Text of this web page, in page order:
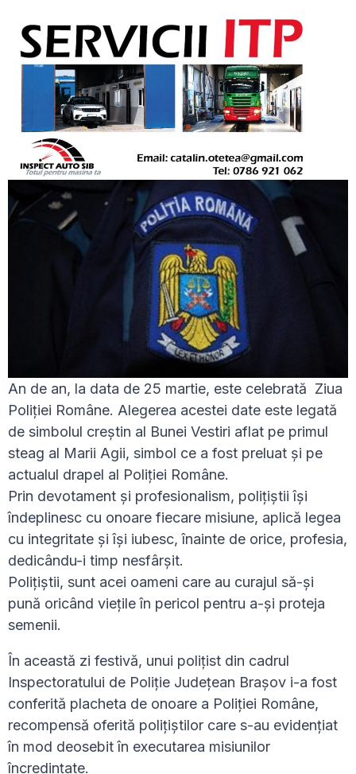
An de an, la data de 25 martie, este celebrată Ziua
Poliţiei Române. Alegerea acestei date este legată
de simbolul creştin al Bunei Vestiri aflat pe primul
steag al Marii Agii, simbol ce a fost preluat şi pe
actualul drapel al Poliţiei Române.
Prin devotament şi profesionalism, poliţiştii își
îndeplinesc cu onoare fiecare misiune, aplică legea
cu integritate și îşi iubesc, înainte de orice, profesia,
dedicându-i timp nesfârşit.
Poliţiştii, sunt acei oameni care au curajul să-şi
pună oricând vieţile în pericol pentru a-şi proteja
semenii.
În această zi festivă, unui polițist din cadrul
Inspectoratului de Poliție Județean Brașov i-a fost
conferită placheta de onoare a Poliției Române,
recompensă oferită polițiștilor care s-au evidențiat
în mod deosebit în executarea misiunilor
încredințate.